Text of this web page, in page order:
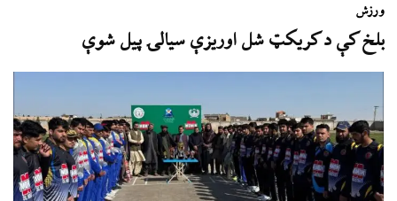
ورزش
بلخ کې د کریکټ شل اوریزې سیالۍ پیل شوې